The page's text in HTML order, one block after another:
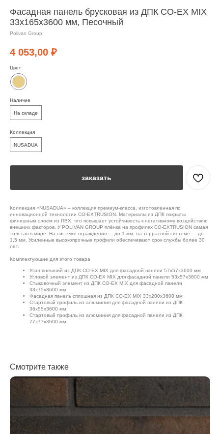
Фасадная панель брусковая из ДПК CO-EX MIX
33х165х3600 мм, Песочный
Polivan Group
4 053,00 ₽
Цвет
Наличие
На складе
Коллекция
NUSADUA
заказать
Коллекция «NUSADUA» – коллекция премиум-класса, изготовленная по
инновационной технологии CO-EXTRUSION. Материалы из ДПК покрыты
финишным слоем из ПВХ, что повышает устойчивость к негативному воздействию
внешних факторов. У POLIVAN GROUP плёнка на профилях CO-EXTRUSION самая
толстая в мире. На системе ограждения — до 1 мм, на террасной системе — до
1,5 мм. Усиленные высокопрочные профили обеспечивают срок службы более 30
лет.
Комплектующие для этого товара
Угол внешний из ДПК CO-EX MIX для фасадной панели 57х57х3600 мм
Угловой элемент из ДПК CO-EX MIX для фасадной панели 53х57х3600 мм
Стыковочный элемент из ДПК CO-EX MIX для фасадной панели
33х75х3600 мм
Фасадная панель сплошная из ДПК CO-EX MIX 33х200х3600 мм
Стартовый профиль из алюминия для фасадной панели из ДПК
36х55х3600 мм
Стартовый профиль из алюминия для фасадной панели из ДПК
77х77х3600 мм
Смотрите также